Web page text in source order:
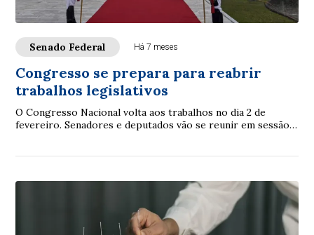
Senado Federal Há 7 meses
Congresso se prepara para reabrir
trabalhos legislativos
O Congresso Nacional volta aos trabalhos no dia 2 de
fevereiro. Senadores e deputados vão se reunir em sessão